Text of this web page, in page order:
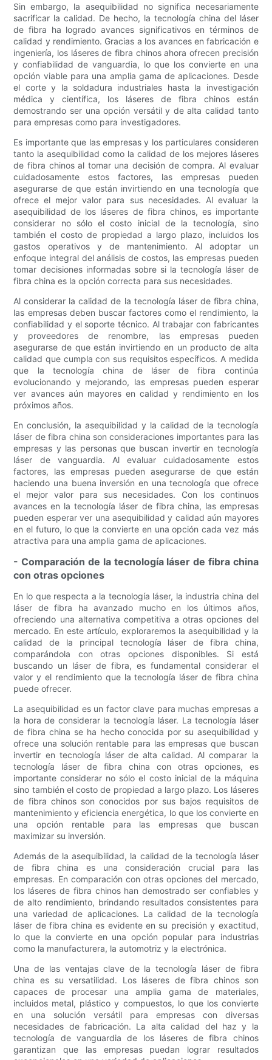
Sin embargo, la asequibilidad no significa necesariamente
sacrificar la calidad. De hecho, la tecnología china del láser
de fibra ha logrado avances significativos en términos de
calidad y rendimiento. Gracias a los avances en fabricación e
ingeniería, los láseres de fibra chinos ahora ofrecen precisión
y confiabilidad de vanguardia, lo que los convierte en una
opción viable para una amplia gama de aplicaciones. Desde
el corte y la soldadura industriales hasta la investigación
médica y científica, los láseres de fibra chinos están
demostrando ser una opción versátil y de alta calidad tanto
para empresas como para investigadores.
Es importante que las empresas y los particulares consideren
tanto la asequibilidad como la calidad de los mejores láseres
de fibra chinos al tomar una decisión de compra. Al evaluar
cuidadosamente estos factores, las empresas pueden
asegurarse de que están invirtiendo en una tecnología que
ofrece el mejor valor para sus necesidades. Al evaluar la
asequibilidad de los láseres de fibra chinos, es importante
considerar no sólo el costo inicial de la tecnología, sino
también el costo de propiedad a largo plazo, incluidos los
gastos operativos y de mantenimiento. Al adoptar un
enfoque integral del análisis de costos, las empresas pueden
tomar decisiones informadas sobre si la tecnología láser de
fibra china es la opción correcta para sus necesidades.
Al considerar la calidad de la tecnología láser de fibra china,
las empresas deben buscar factores como el rendimiento, la
confiabilidad y el soporte técnico. Al trabajar con fabricantes
y proveedores de renombre, las empresas pueden
asegurarse de que están invirtiendo en un producto de alta
calidad que cumpla con sus requisitos específicos. A medida
que la tecnología china de láser de fibra continúa
evolucionando y mejorando, las empresas pueden esperar
ver avances aún mayores en calidad y rendimiento en los
próximos años.
En conclusión, la asequibilidad y la calidad de la tecnología
láser de fibra china son consideraciones importantes para las
empresas y las personas que buscan invertir en tecnología
láser de vanguardia. Al evaluar cuidadosamente estos
factores, las empresas pueden asegurarse de que están
haciendo una buena inversión en una tecnología que ofrece
el mejor valor para sus necesidades. Con los continuos
avances en la tecnología láser de fibra china, las empresas
pueden esperar ver una asequibilidad y calidad aún mayores
en el futuro, lo que la convierte en una opción cada vez más
atractiva para una amplia gama de aplicaciones.
- Comparación de la tecnología láser de fibra china
con otras opciones
En lo que respecta a la tecnología láser, la industria china del
láser de fibra ha avanzado mucho en los últimos años,
ofreciendo una alternativa competitiva a otras opciones del
mercado. En este artículo, exploraremos la asequibilidad y la
calidad de la principal tecnología láser de fibra china,
comparándola con otras opciones disponibles. Si está
buscando un láser de fibra, es fundamental considerar el
valor y el rendimiento que la tecnología láser de fibra china
puede ofrecer.
La asequibilidad es un factor clave para muchas empresas a
la hora de considerar la tecnología láser. La tecnología láser
de fibra china se ha hecho conocida por su asequibilidad y
ofrece una solución rentable para las empresas que buscan
invertir en tecnología láser de alta calidad. Al comparar la
tecnología láser de fibra china con otras opciones, es
importante considerar no sólo el costo inicial de la máquina
sino también el costo de propiedad a largo plazo. Los láseres
de fibra chinos son conocidos por sus bajos requisitos de
mantenimiento y eficiencia energética, lo que los convierte en
una opción rentable para las empresas que buscan
maximizar su inversión.
Además de la asequibilidad, la calidad de la tecnología láser
de fibra china es una consideración crucial para las
empresas. En comparación con otras opciones del mercado,
los láseres de fibra chinos han demostrado ser confiables y
de alto rendimiento, brindando resultados consistentes para
una variedad de aplicaciones. La calidad de la tecnología
láser de fibra china es evidente en su precisión y exactitud,
lo que la convierte en una opción popular para industrias
como la manufacturera, la automotriz y la electrónica.
Una de las ventajas clave de la tecnología láser de fibra
china es su versatilidad. Los láseres de fibra chinos son
capaces de procesar una amplia gama de materiales,
incluidos metal, plástico y compuestos, lo que los convierte
en una solución versátil para empresas con diversas
necesidades de fabricación. La alta calidad del haz y la
tecnología de vanguardia de los láseres de fibra chinos
garantizan que las empresas puedan lograr resultados